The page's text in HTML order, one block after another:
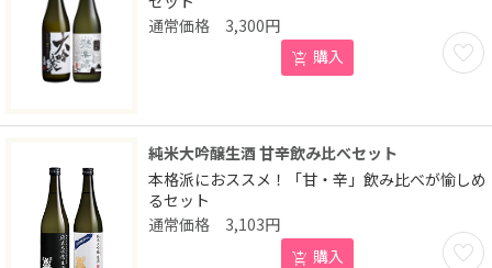
お気
3,300円
購入
純米大吟醸生酒 甘辛飲み比べセット
本格派におススメ！「甘・辛」飲み比べが愉しめ
るセット
お気
3,103円
購入